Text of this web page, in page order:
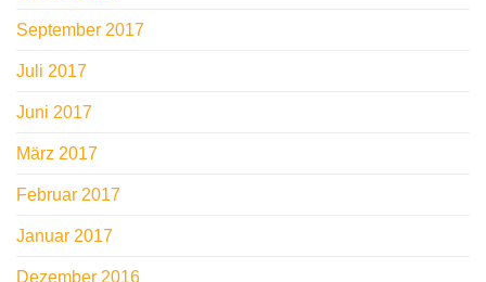
September 2017
Juli 2017
Juni 2017
März 2017
Februar 2017
Januar 2017
Dezember 2016